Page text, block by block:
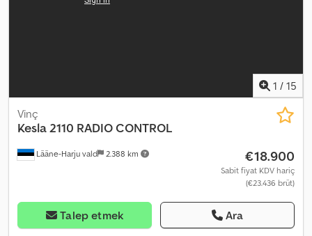
1 / 15
Lääne-Harju vald 2.388 km
Vinç
Kesla2110 RADIO CONTROL
€18.900
Sabit fiyat KDV hariç
(€23.436 brüt)
Talep etmek Ara